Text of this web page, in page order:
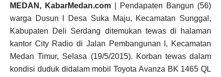
MEDAN, KabarMedan.com | Pendapaten Bangun (56)
warga Dusun I Desa Suka Maju, Kecamatan Sunggal,
Kabupaten Deli Serdang ditemukan tewas di halaman
kantor City Radio di Jalan Pembangunan I, Kecamatan
Medan Timur, Selasa (19/5/2015). Korban tewas dalam
kondisi duduk didalam mobil Toyota Avanza BK 1465 QL